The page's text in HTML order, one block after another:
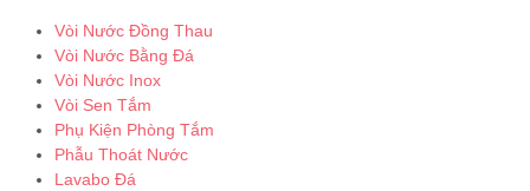
Vòi Nước Đồng Thau
Vòi Nước Bằng Đá
Vòi Nước Inox
Vòi Sen Tắm
Phụ Kiện Phòng Tắm
Phẫu Thoát Nước
Lavabo Đá